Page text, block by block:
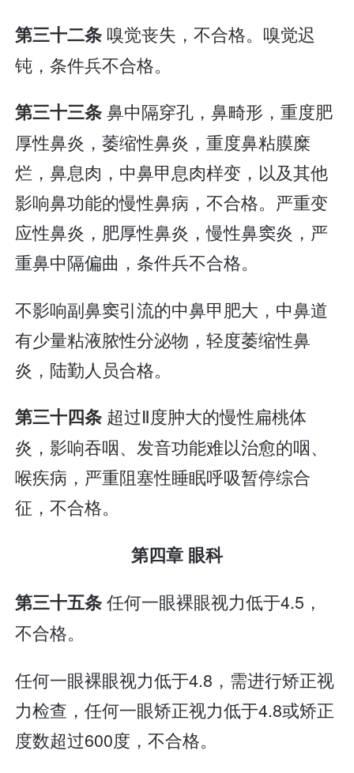
第三十二条 嗅觉丧失，不合格。嗅觉迟
钝，条件兵不合格。
第三十三条鼻中隔穿孔，鼻畸形，重度肥
厚性鼻炎，萎缩性鼻炎，重度鼻粘膜糜
烂，鼻息肉，中鼻甲息肉样变，以及其他
影响鼻功能的慢性鼻病，不合格。严重变
应性鼻炎，肥厚性鼻炎，慢性鼻窦炎，严
重鼻中隔偏曲，条件兵不合格。
不影响副鼻窦引流的中鼻甲肥大，中鼻道
有少量粘液脓性分泌物，轻度萎缩性鼻
炎，陆勤人员合格。
第三十四条 超过Ⅱ度肿大的慢性扁桃体
炎，影响吞咽、发音功能难以治愈的咽、
喉疾病，严重阻塞性睡眠呼吸暂停综合
征，不合格。
第四章 眼科
第三十五条任何一眼裸眼视力低于4.5，
不合格。
任何一眼裸眼视力低于4.8，需进行矫正视
力检查，任何一眼矫正视力低于4.8或矫正
度数超过600度，不合格。